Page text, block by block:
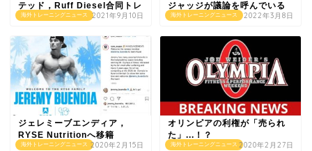
海外トレーニングニュース
テッド，Ruff Diesel合同トレ
2021年9月10日 海外トレーニングニュース
ジャッジが議論を呼んでいる
2022年3月8日
海外トレーニングニュース
ジェレミーブエンディア，
RYSE Nutritionへ移籍
2020年2月15日 海外トレーニングニュース
オリンピアの利権が「売られ
た」...！？
2020年2月27日